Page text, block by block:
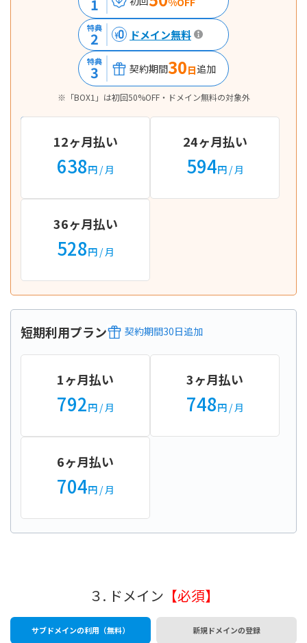
1
特典
2 ドメイン無料
特典
3 契約期間30日追加
※「BOX1」は初回50%OFF・ドメイン無料の対象外
12ヶ月払い
638円/ 月
24ヶ月払い
594円/ 月
36ヶ月払い
528円/ 月
短期利用プラン 契約期間30日追加
1ヶ月払い
792円/ 月
3ヶ月払い
748円/ 月
6ヶ月払い
704円/ 月
３. ドメイン 【必須】
サブドメインの利用（無料） 新規ドメインの登録